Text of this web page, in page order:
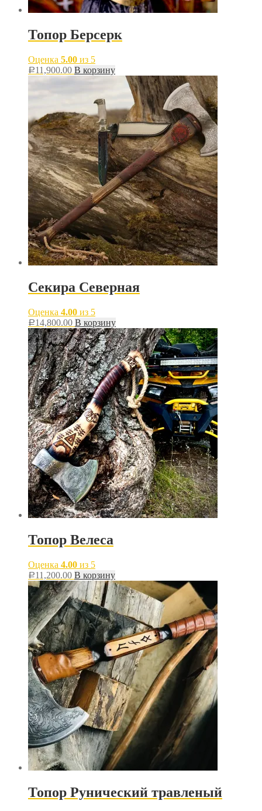
Топор Берсерк
Оценка 5.00 из 5
Р11,900.00 В корзину
Секира Северная
Оценка 4.00 из 5
Р14,800.00 В корзину
Топор Велеса
Оценка 4.00 из 5
Р11,200.00 В корзину
Топор Рунический травленый